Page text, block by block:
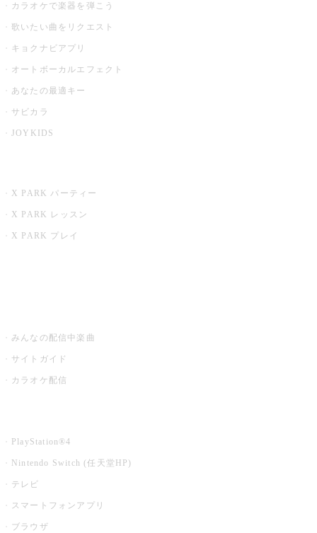
カラオケで楽器を弾こう
歌いたい曲をリクエスト
キョクナビアプリ
オートボーカルエフェクト
あなたの最適キー
サビカラ
JOYKIDS
X PARK パーティー
X PARK レッスン
X PARK プレイ
みんなの配信中楽曲
サイトガイド
カラオケ配信
PlayStation®4
Nintendo Switch (任天堂HP)
テレビ
スマートフォンアプリ
ブラウザ